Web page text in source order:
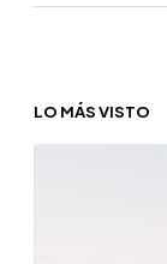
LO MÁS VISTO